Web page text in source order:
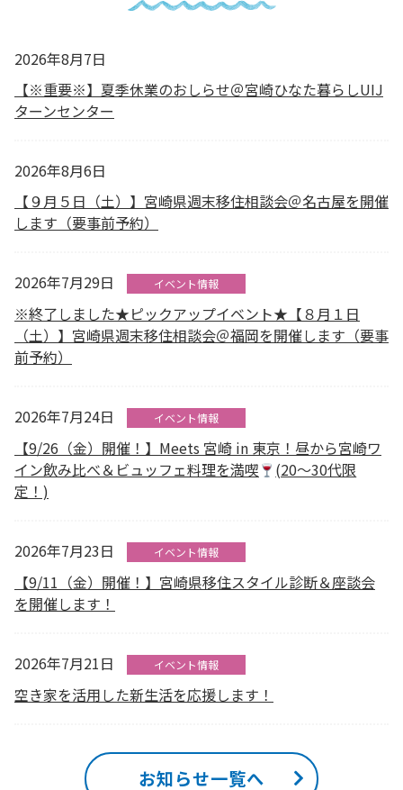
2026年8月7日
【※重要※】夏季休業のおしらせ＠宮崎ひなた暮らしUIJ
ターンセンター
2026年8月6日
【９月５日（土）】宮崎県週末移住相談会＠名古屋を開催
します（要事前予約）
2026年7月29日 イベント情報
※終了しました★ピックアップイベント★【８月１日
（土）】宮崎県週末移住相談会＠福岡を開催します（要事
前予約）
2026年7月24日 イベント情報
【9/26（金）開催！】Meets 宮崎 in 東京！昼から宮崎ワ
イン飲み比べ＆ビュッフェ料理を満喫
(20～30代限
定！)
2026年7月23日 イベント情報
【9/11（金）開催！】宮崎県移住スタイル診断＆座談会
を開催します！
2026年7月21日 イベント情報
空き家を活用した新生活を応援します！
お知らせ一覧へ